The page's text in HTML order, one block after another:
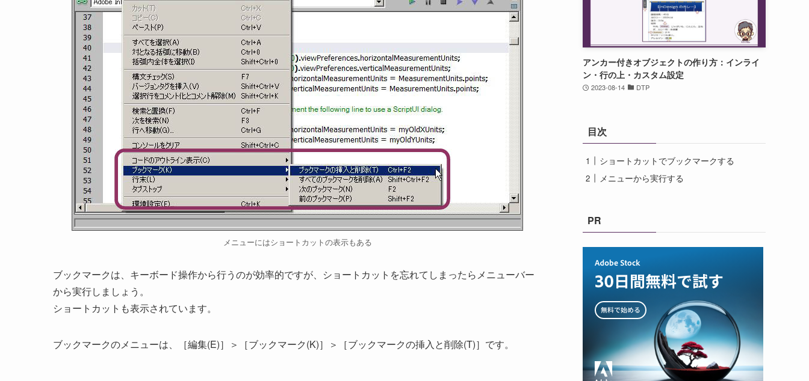
メニューにはショートカットの表示もある
ブックマークは、キーボード操作から行うのが効率的ですが、ショートカットを忘れてしまったらメニューバー
から実行しましょう。
ショートカットも表示されています。
ブックマークのメニューは、［編集(E)］＞［ブックマーク(K)］＞［ブックマークの挿入と削除(T)］です。
アンカー付きオブジェクトの作り方：インライ
ン・行の上・カスタム設定
2023-08-14 DTP
目次
ショートカットでブックマークする
メニューから実行する
PR